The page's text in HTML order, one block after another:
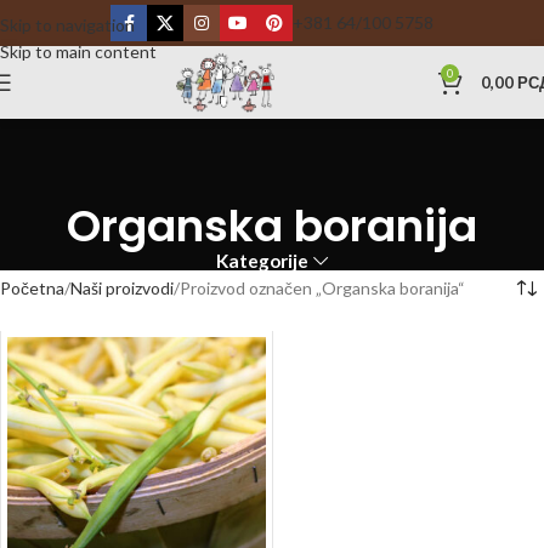
Skip to navigation
Skip to main content
+381 64/100 5758
0 0,00
Organska boranija
Kategorije
Početna Naši proizvodi Proizvod označen „Organska boranija“